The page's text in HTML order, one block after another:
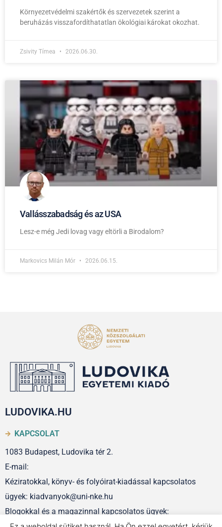
Környezetvédelmi szakértők és szervezetek szerint a
beruházás visszafordíthatatlan ökológiai károkat okozhat.
Zsivity Tímea 2026.06.30.
Vallásszabadság és az USA
Lesz-e még Jedi lovag vagy eltörli a Birodalom?
Markovics Milán Mór 2026.06.15.
LUDOVIKA.HU
KAPCSOLAT
1083 Budapest, Ludovika tér 2.
E-mail:
Kéziratokkal, könyv- és folyóirat-kiadással kapcsolatos
ügyek: kiadvanyok@uni-nke.hu
Blogokkal és a magazinnal kapcsolatos ügyek: